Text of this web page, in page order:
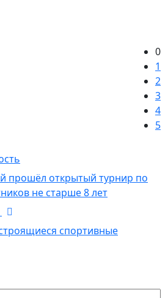
0
1
2
3
4
5
прошёл открытый турнир по
не старше 8 лет
спортивные